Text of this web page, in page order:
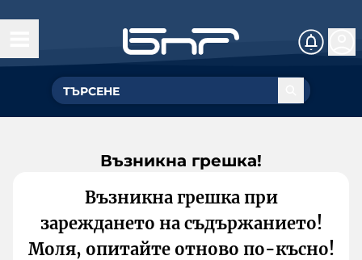
Възникна грешка!
Възникна грешка при
зареждането на съдържанието!
Моля, опитайте отново по-късно!